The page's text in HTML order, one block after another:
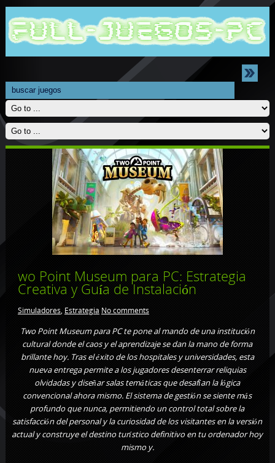
wo Point Museum para PC: Estrategia
Creativa y Guía de Instalación
Simuladores, Estrategia No comments
Two Point Museum para PC te pone al mando de una institución
cultural donde el caos y el aprendizaje se dan la mano de forma
brillante hoy. Tras el éxito de los hospitales y universidades, esta
nueva entrega permite a los jugadores desenterrar reliquias
olvidadas y diseñar salas temáticas que desafían la lógica
convencional ahora mismo. El sistema de gestión se siente más
profundo que nunca, permitiendo un control total sobre la
satisfacción del personal y la curiosidad de los visitantes en la versión
actual y construye el destino turístico definitivo en tu ordenador hoy
mismo y.